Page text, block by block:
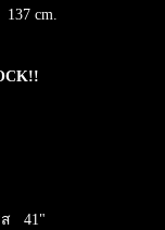
cm.
ส 41"